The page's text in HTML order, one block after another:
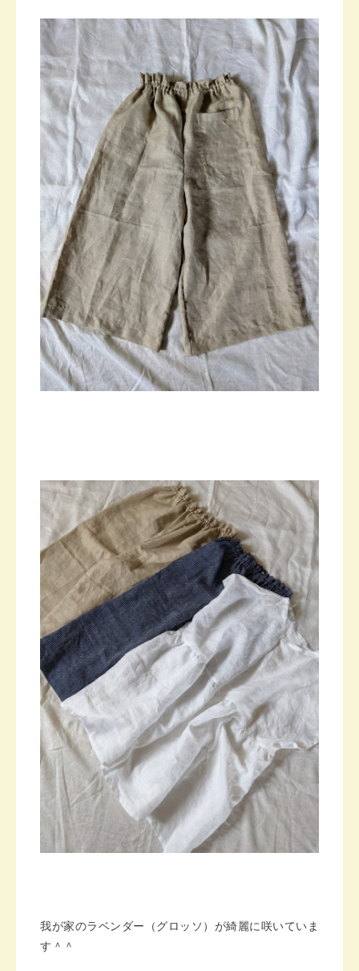
我が家のラベンダー（グロッソ）が綺麗に咲いていま
す＾＾